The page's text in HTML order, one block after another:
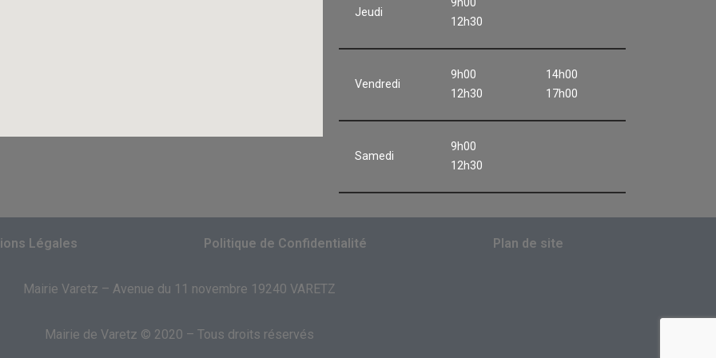
Jeudi
9h00
12h30
Vendredi
9h00
12h30
14h00
17h00
Samedi
9h00
12h30
Légales Politique de Confidentialité Plan de site
Mairie Varetz – Avenue du 11 novembre 19240 VARETZ
Mairie de Varetz © 2020 – Tous droits réservés